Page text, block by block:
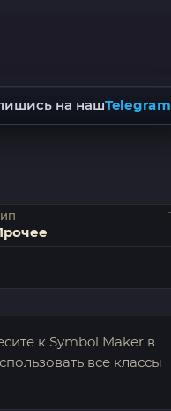
на нашTelegram
к Symbol Maker в
все классы